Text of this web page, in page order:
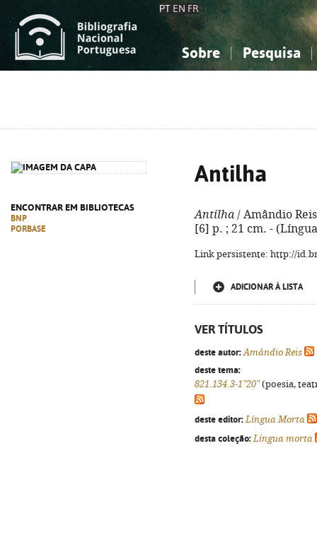
PT EN FR
Sobre Pesquisa
ENCONTRAR EM BIBLIOTECAS
BNP
PORBASE
Antilha
Antilha / Amândio
[6] p. ; 21 cm. -
Link persistente: http://
ADICIONAR À LISTA
VER TÍTULOS
deste autor: Amândio Reis
deste tema:
821.134.3-1"20"(poesia,
deste editor: Língua Morta
desta coleção: Língua morta